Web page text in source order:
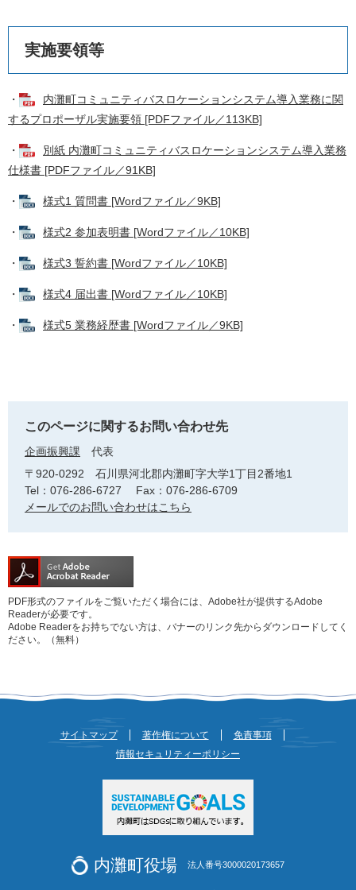
実施要領等
・
内灘町コミュニティバスロケーションシステム導入業務に関
するプロポーザル実施要領 [PDFファイル／113KB]
・
別紙 内灘町コミュニティバスロケーションシステム導入業務
仕様書 [PDFファイル／91KB]
・ 様式1 質問書 [Wordファイル／9KB]
・ 様式2 参加表明書 [Wordファイル／10KB]
・ 様式3 誓約書 [Wordファイル／10KB]
・ 様式4 届出書 [Wordファイル／10KB]
・ 様式5 業務経歴書 [Wordファイル／9KB]
このページに関するお問い合わせ先
企画振興課
代表
〒920-0292
石川県河北郡内灘町字大学1丁目2番地1
Tel：076-286-6727
Fax：076-286-6709
メールでのお問い合わせはこちら
PDF形式のファイルをご覧いただく場合には、Adobe社が提供するAdobe
Readerが必要です。
Adobe Readerをお持ちでない方は、バナーのリンク先からダウンロードしてく
ださい。（無料）
サイトマップ 著作権について
免責事項
情報セキュリティーポリシー
内灘町役場 法人番号3000020173657